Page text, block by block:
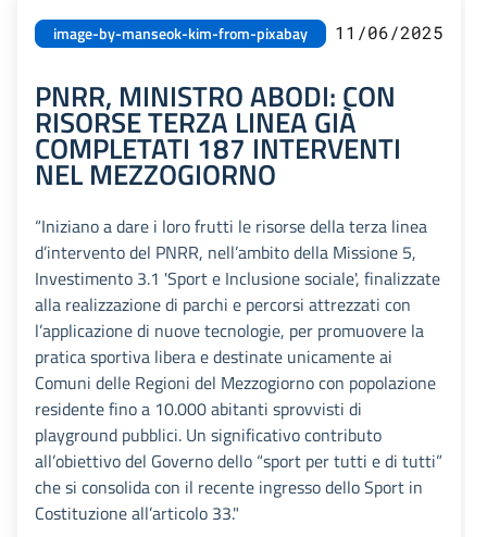
image-by-manseok-kim-from-pixabay 11/06/2025
PNRR, MINISTRO ABODI: CON
RISORSE TERZA LINEA GIÀ
COMPLETATI 187 INTERVENTI
NEL MEZZOGIORNO
“Iniziano a dare i loro frutti le risorse della terza linea
d’intervento del PNRR, nell’ambito della Missione 5,
Investimento 3.1 'Sport e Inclusione sociale', finalizzate
alla realizzazione di parchi e percorsi attrezzati con
l’applicazione di nuove tecnologie, per promuovere la
pratica sportiva libera e destinate unicamente ai
Comuni delle Regioni del Mezzogiorno con popolazione
residente fino a 10.000 abitanti sprovvisti di
playground pubblici. Un significativo contributo
all’obiettivo del Governo dello “sport per tutti e di tutti”
che si consolida con il recente ingresso dello Sport in
Costituzione all’articolo 33."